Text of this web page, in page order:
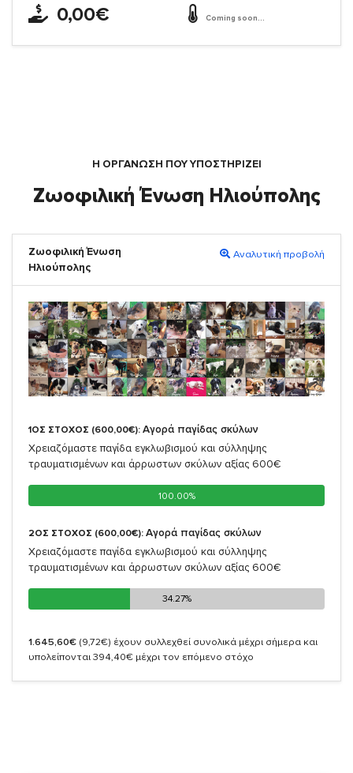
0,00€ Coming soon...
Η ΟΡΓΆΝΩΣΗ ΠΟΥ ΥΠΟΣΤΗΡΙΖΕΙ
Ζωοφιλική Ένωση Ηλιούπολης
Ζωοφιλική Ένωση
Ηλιούπολης
Αναλυτική προβολή
1ΟΣ ΣΤΟΧΟΣ (600,00€): Αγορά παγίδας σκύλων
Χρειαζόμαστε παγίδα εγκλωβισμού και σύλληψης
τραυματισμένων και άρρωστων σκύλων αξίας 600€
100.00%
100.00%
2ΟΣ ΣΤΟΧΟΣ (600,00€): Αγορά παγίδας σκύλων
Χρειαζόμαστε παγίδα εγκλωβισμού και σύλληψης
τραυματισμένων και άρρωστων σκύλων αξίας 600€
34.27%
34.27%
1.645,60€ (9,72€) έχουν συλλεχθεί συνολικά μέχρι σήμερα και
υπολείπονται 394,40€ μέχρι τον επόμενο στόχο